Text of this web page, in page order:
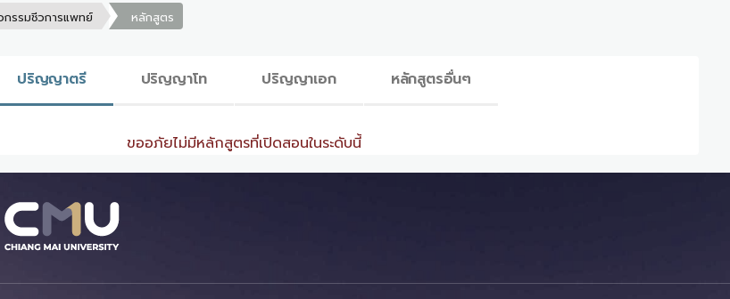
กรรมชีวการแพทย์ หลักสูตร
ปริญญาตรี ปริญญาโท ปริญญาเอก หลักสูตรอื่นๆ
ขออภัยไม่มีหลักสูตรที่เปิดสอนในระดับนี้